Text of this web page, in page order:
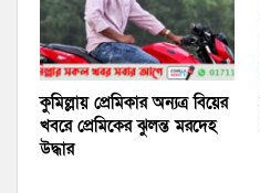
কুমিল্লায় প্রেমিকার অন্যত্র বিয়ের
খবরে প্রেমিকের ঝুলন্ত মরদেহ
উদ্ধার